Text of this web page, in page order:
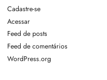
Cadastre-se
Acessar
Feed de posts
Feed de comentários
WordPress.org